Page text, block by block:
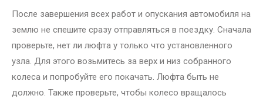
После завершения всех работ и опускания автомобиля на
землю не спешите сразу отправляться в поездку. Сначала
проверьте, нет ли люфта у только что установленного
узла. Для этого возьмитесь за верх и низ собранного
колеса и попробуйте его покачать. Люфта быть не
должно. Также проверьте, чтобы колесо вращалось